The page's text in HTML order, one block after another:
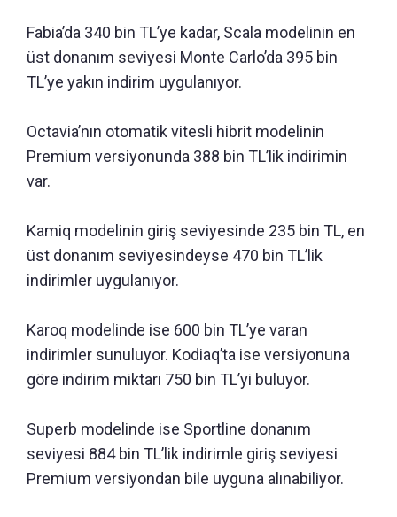
Fabia’da 340 bin TL’ye kadar, Scala modelinin en
üst donanım seviyesi Monte Carlo’da 395 bin
TL’ye yakın indirim uygulanıyor.
Octavia’nın otomatik vitesli hibrit modelinin
Premium versiyonunda 388 bin TL’lik indirimin
var.
Kamiq modelinin giriş seviyesinde 235 bin TL, en
üst donanım seviyesindeyse 470 bin TL’lik
indirimler uygulanıyor.
Karoq modelinde ise 600 bin TL’ye varan
indirimler sunuluyor. Kodiaq’ta ise versiyonuna
göre indirim miktarı 750 bin TL’yi buluyor.
Superb modelinde ise Sportline donanım
seviyesi 884 bin TL’lik indirimle giriş seviyesi
Premium versiyondan bile uyguna alınabiliyor.